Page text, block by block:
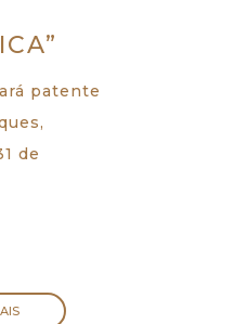
patente
de